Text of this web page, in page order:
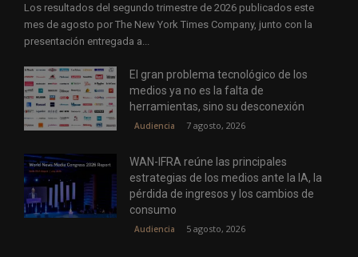
Los resultados del segundo trimestre de 2026 publicados este
mes de agosto por The New York Times Company, junto con la
presentación entregada a...
El gran problema tecnológico de los
medios ya no es la falta de
herramientas, sino su desconexión
Audiencia 7 agosto, 2026
WAN-IFRA reúne las principales
estrategias de los medios ante la IA, la
pérdida de ingresos y los cambios de
consumo
Audiencia 5 agosto, 2026